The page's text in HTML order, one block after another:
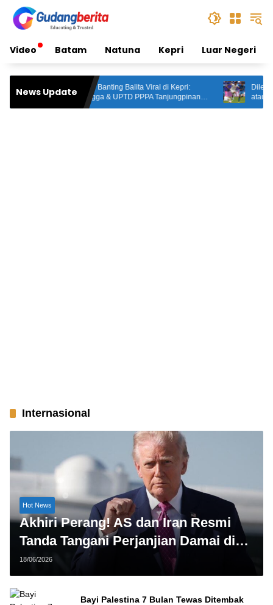
content
Video Batam Natuna Kepri Luar Negeri
News Update
Aksi Biadab Banting Balita Viral di Kepri:
Dinsos Lingga & UPTD PPPA Tanjungpinang
Lacak Pelaku
Dilema India:
atau Hadapi
Internasional
Hot News
Akhiri Perang! AS dan Iran Resmi
Tanda Tangani Perjanjian Damai di
KTT G7
18/06/2026
Bayi Palestina 7 Bulan Tewas Ditembak